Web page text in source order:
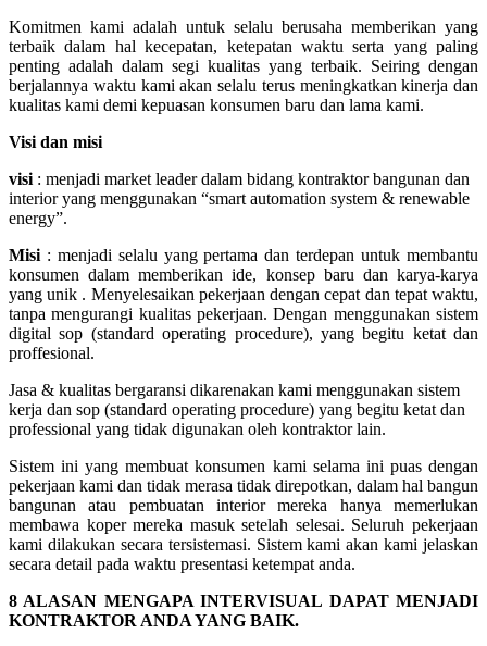
Komitmen kami adalah untuk selalu berusaha memberikan yang
terbaik dalam hal kecepatan, ketepatan waktu serta yang paling
penting adalah dalam segi kualitas yang terbaik. Seiring dengan
berjalannya waktu kami akan selalu terus meningkatkan kinerja dan
kualitas kami demi kepuasan konsumen baru dan lama kami.
Visi dan misi
visi : menjadi market leader dalam bidang kontraktor bangunan dan
interior yang menggunakan “smart automation system & renewable
energy”.
Misi : menjadi selalu yang pertama dan terdepan untuk membantu
konsumen dalam memberikan ide, konsep baru dan karya-karya
yang unik . Menyelesaikan pekerjaan dengan cepat dan tepat waktu,
tanpa mengurangi kualitas pekerjaan. Dengan menggunakan sistem
digital sop (standard operating procedure), yang begitu ketat dan
proffesional.
Jasa & kualitas bergaransi dikarenakan kami menggunakan sistem
kerja dan sop (standard operating procedure) yang begitu ketat dan
professional yang tidak digunakan oleh kontraktor lain.
Sistem ini yang membuat konsumen kami selama ini puas dengan
pekerjaan kami dan tidak merasa tidak direpotkan, dalam hal bangun
bangunan atau pembuatan interior mereka hanya memerlukan
membawa koper mereka masuk setelah selesai. Seluruh pekerjaan
kami dilakukan secara tersistemasi. Sistem kami akan kami jelaskan
secara detail pada waktu presentasi ketempat anda.
8 ALASAN MENGAPA INTERVISUAL DAPAT MENJADI
KONTRAKTOR ANDA YANG BAIK.